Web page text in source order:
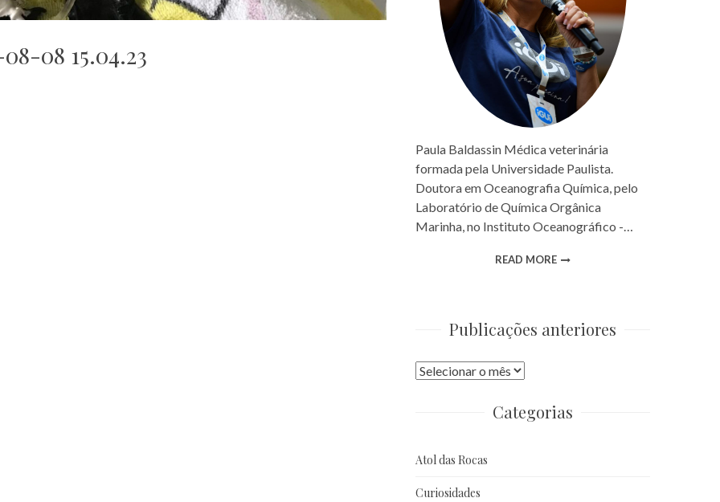
08 15.04.23
Paula Baldassin Médica veterinária
formada pela Universidade Paulista.
Doutora em Oceanografia Química, pelo
Laboratório de Química Orgânica
Marinha, no Instituto Oceanográfico -…
READ MORE
Publicações anteriores
Publicações
Categorias
Atol das Rocas
Curiosidades